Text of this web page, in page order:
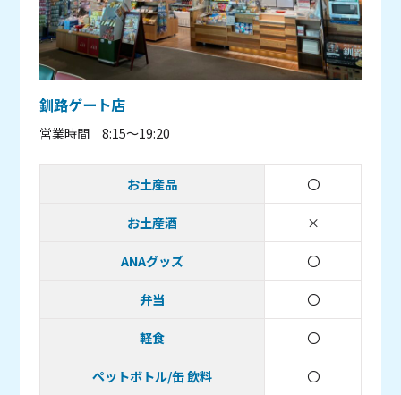
釧路ゲート店
営業時間 8:15～19:20
お土産品 〇
取り扱いあり
お土産酒
×取り扱い無し
ANAグッズ
〇
取り扱いあり
弁当
〇
取り扱いあり
軽食
〇
取り扱いあり
ペットボトル/缶 飲料
〇
取り扱いあり